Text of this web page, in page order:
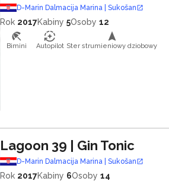
D-Marin Dalmacija Marina | Sukošan
Rok 2017Kabiny 5Osoby 12
Bimini Autopilot Ster strumieniowy dziobowy
Lagoon 39 | Gin Tonic
D-Marin Dalmacija Marina | Sukošan
Rok 2017Kabiny 6Osoby 14